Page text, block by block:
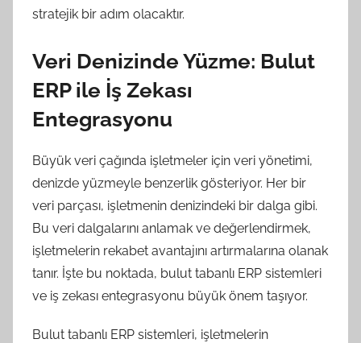
stratejik bir adım olacaktır.
Veri Denizinde Yüzme: Bulut
ERP ile İş Zekası
Entegrasyonu
Büyük veri çağında işletmeler için veri yönetimi,
denizde yüzmeyle benzerlik gösteriyor. Her bir
veri parçası, işletmenin denizindeki bir dalga gibi.
Bu veri dalgalarını anlamak ve değerlendirmek,
işletmelerin rekabet avantajını artırmalarına olanak
tanır. İşte bu noktada, bulut tabanlı ERP sistemleri
ve iş zekası entegrasyonu büyük önem taşıyor.
Bulut tabanlı ERP sistemleri, işletmelerin